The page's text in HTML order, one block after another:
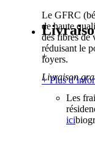
Le GFRC
de haute
des fibres de
réduisant le
foyers.
+ Plus
+
Livraison
Les
ici